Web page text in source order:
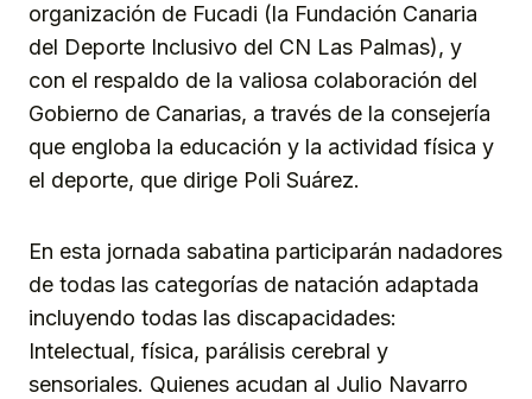
organización de Fucadi (la Fundación Canaria
del Deporte Inclusivo del CN Las Palmas), y
con el respaldo de la valiosa colaboración del
Gobierno de Canarias, a través de la consejería
que engloba la educación y la actividad física y
el deporte, que dirige Poli Suárez.
En esta jornada sabatina participarán nadadores
de todas las categorías de natación adaptada
incluyendo todas las discapacidades:
Intelectual, física, parálisis cerebral y
sensoriales. Quienes acudan al Julio Navarro